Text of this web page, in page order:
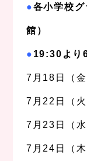
●各小学校
館）
● 19:30より
7月18日（
7月22日（火
7月23日（
7月24日（木